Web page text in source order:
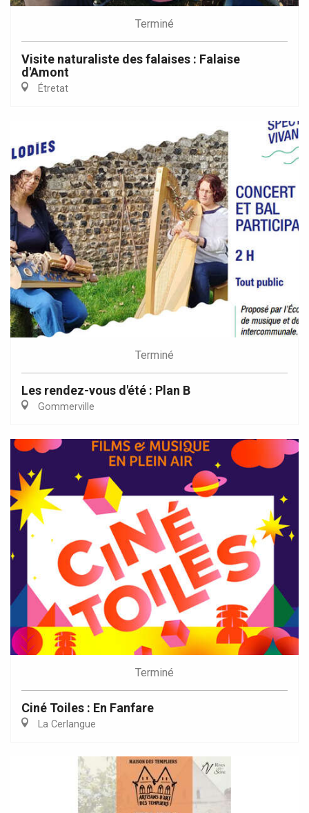
Terminé
Visite naturaliste des falaises : Falaise
d'Amont
Étretat
Terminé
Les rendez-vous d'été : Plan B
Gommerville
Terminé
Ciné Toiles : En Fanfare
La Cerlangue